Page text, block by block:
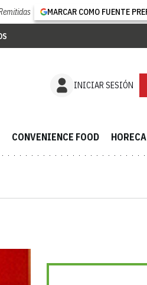
MARCAR COMO FUENTE
INICIAR SESIÓN
CONVENIENCE FOOD HORECA